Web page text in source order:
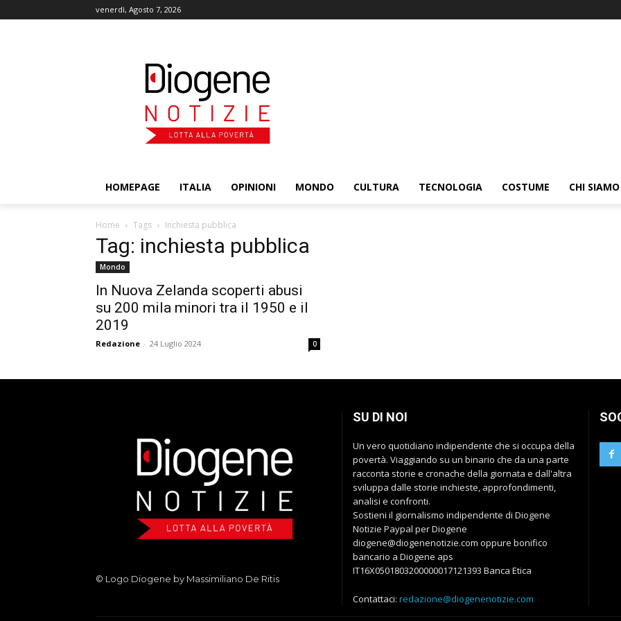
venerdì, Agosto 7, 2026
HOMEPAGE ITALIA OPINIONI MONDO CULTURA TECNOLOGIA COSTUME CHI SIAMO
Home Tags Inchiesta pubblica
Tag: inchiesta pubblica
Mondo
In Nuova Zelanda scoperti abusi
su 200 mila minori tra il 1950 e il
2019
Redazione - 24 Luglio 2024 0
© Logo Diogene by Massimiliano De Ritis
SU DI NOI
Un vero quotidiano indipendente che si occupa della
povertà. Viaggiando su un binario che da una parte
racconta storie e cronache della giornata e dall'altra
sviluppa dalle storie inchieste, approfondimenti,
analisi e confronti.
Sostieni il giornalismo indipendente di Diogene
Notizie Paypal per Diogene
diogene@diogenenotizie.com oppure bonifico
bancario a Diogene aps
IT16X0501803200000017121393 Banca Etica
Contattaci: redazione@diogenenotizie.com